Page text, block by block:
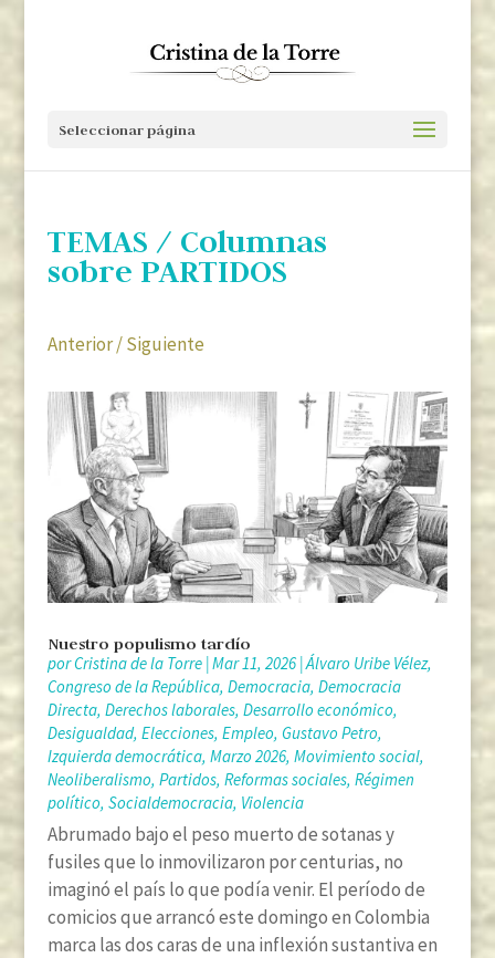
Seleccionar página
TEMAS / Columnas
sobre PARTIDOS
Anterior/Siguiente
Nuestro populismo tardío
porCristina de la Torre|Mar 11, 2026|Álvaro Uribe Vélez,
Congreso de la República, Democracia, Democracia
Directa, Derechos laborales, Desarrollo económico,
Desigualdad, Elecciones, Empleo, Gustavo Petro,
Izquierda democrática, Marzo 2026, Movimiento social,
Neoliberalismo, Partidos, Reformas sociales, Régimen
político, Socialdemocracia, Violencia
Abrumado bajo el peso muerto de sotanas y
fusiles que lo inmovilizaron por centurias, no
imaginó el país lo que podía venir. El período de
comicios que arrancó este domingo en Colombia
marca las dos caras de una inflexión sustantiva en